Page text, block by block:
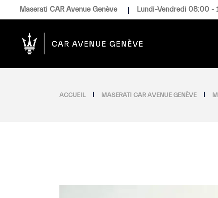
Maserati CAR Avenue Genève Lundi-Vendredi 08:00
ACCUEIL MASERATI CAR AVENUE GENÈVE